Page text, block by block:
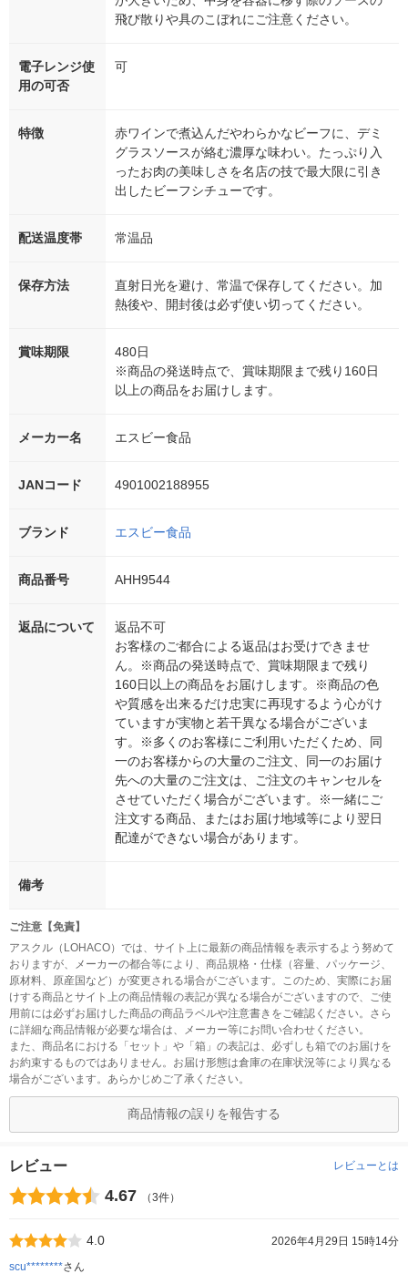
飛び散りや具のこぼれにご注意ください。
電子レンジ使
用の可否
可
特徴
赤ワインで煮込んだやわらかなビーフに、デミ
グラスソースが絡む濃厚な味わい。たっぷり入
ったお肉の美味しさを名店の技で最大限に引き
出したビーフシチューです。
配送温度帯 常温品
保存方法
直射日光を避け、常温で保存してください。加
熱後や、開封後は必ず使い切ってください。
賞味期限
480日
※商品の発送時点で、賞味期限まで残り160日
以上の商品をお届けします。
メーカー名 エスビー食品
JANコード 4901002188955
ブランド エスビー食品
商品番号 AHH9544
返品について
返品不可
お客様のご都合による返品はお受けできませ
ん。※商品の発送時点で、賞味期限まで残り
160日以上の商品をお届けします。※商品の色
や質感を出来るだけ忠実に再現するよう心がけ
ていますが実物と若干異なる場合がございま
す。※多くのお客様にご利用いただくため、同
一のお客様からの大量のご注文、同一のお届け
先への大量のご注文は、ご注文のキャンセルを
させていただく場合がございます。※一緒にご
注文する商品、またはお届け地域等により翌日
配達ができない場合があります。
備考
ご注意【免責】
アスクル（LOHACO）では、サイト上に最新の商品情報を表示するよう努めて
おりますが、メーカーの都合等により、商品規格・仕様（容量、パッケージ、
原材料、原産国など）が変更される場合がございます。このため、実際にお届
けする商品とサイト上の商品情報の表記が異なる場合がございますので、ご使
用前には必ずお届けした商品の商品ラベルや注意書きをご確認ください。さら
に詳細な商品情報が必要な場合は、メーカー等にお問い合わせください。
また、商品名における「セット」や「箱」の表記は、必ずしも箱でのお届けを
お約束するものではありません。お届け形態は倉庫の在庫状況等により異なる
場合がございます。あらかじめご了承ください。
商品情報の誤りを報告する
レビュー レビューとは
4.67 （3件）
4.0
2026年4月29日 15時14分
scu********さん